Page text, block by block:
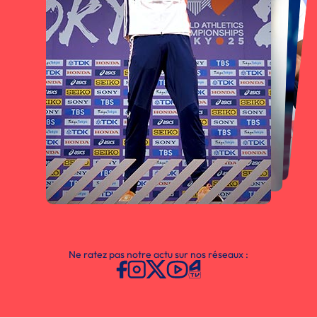
Ne ratez pas notre actu sur nos réseaux :